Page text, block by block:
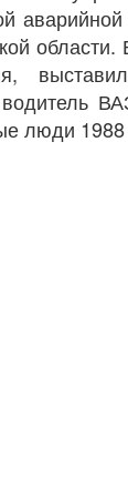
области.
водитель
люди